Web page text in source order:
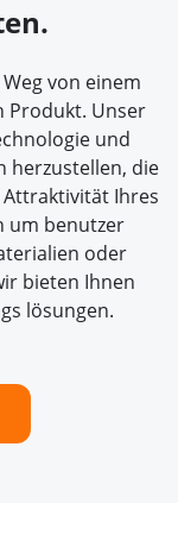
von einem
Produkt. Unser
und
herzustellen, die
Ihres
um benutzer
oder
bieten Ihnen
lösungen.